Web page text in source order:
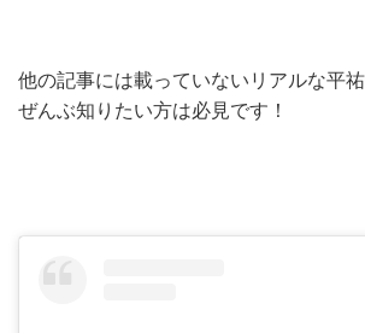
他の記事には載っていないリアルな平祐
ぜんぶ知りたい方は必見です！